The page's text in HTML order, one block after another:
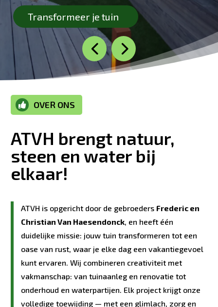
Transformeer je tuin
 OVER ONS
ATVH brengt natuur,
steen en water bij
elkaar!
ATVH is opgericht door de gebroeders Frederic en
Christian Van Haesendonck, en heeft één
duidelijke missie: jouw tuin transformeren tot een
oase van rust, waar je elke dag een vakantiegevoel
kunt ervaren. Wij combineren creativiteit met
vakmanschap: van tuinaanleg en renovatie tot
onderhoud en waterpartijen. Elk project krijgt onze
volledige toewijding — met een glimlach, zorg en